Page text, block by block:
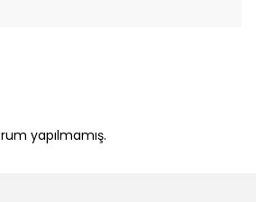
yapılmamış.